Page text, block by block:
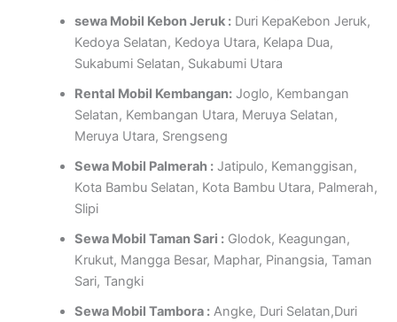
sewa Mobil Kebon Jeruk :Duri KepaKebon Jeruk,
Kedoya Selatan, Kedoya Utara, Kelapa Dua,
Sukabumi Selatan, Sukabumi Utara
Rental Mobil Kembangan:Joglo, Kembangan
Selatan, Kembangan Utara, Meruya Selatan,
Meruya Utara, Srengseng
Sewa Mobil Palmerah :Jatipulo, Kemanggisan,
Kota Bambu Selatan, Kota Bambu Utara, Palmerah,
Slipi
Sewa Mobil Taman Sari :Glodok, Keagungan,
Krukut, Mangga Besar, Maphar, Pinangsia, Taman
Sari, Tangki
Sewa Mobil Tambora :Angke, Duri Selatan,Duri